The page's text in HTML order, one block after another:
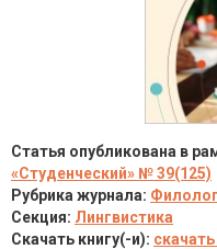
Статья опубликована в
«Студенческий» № 39(125)
Рубрика журнала:
Секция: Лингвистика
Скачать книгу(-и):